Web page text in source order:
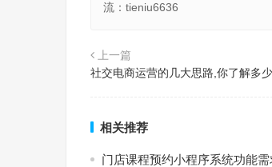
流：tieniu6636
上一篇
社交电商运营的几大思路,你了解多
相关推荐
门店课程预约小程序系统功能